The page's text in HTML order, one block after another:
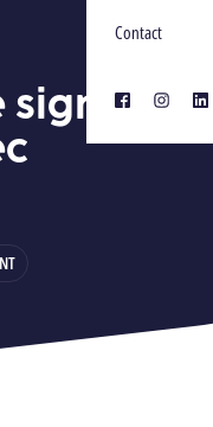
Contact
facebook
un